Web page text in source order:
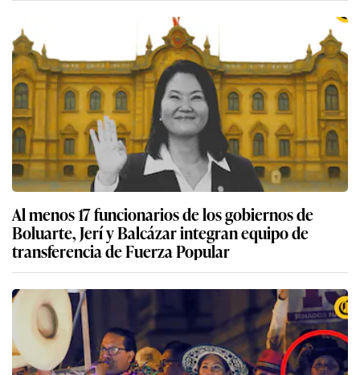
Al menos 17 funcionarios de los gobiernos de
Boluarte, Jerí y Balcázar integran equipo de
transferencia de Fuerza Popular